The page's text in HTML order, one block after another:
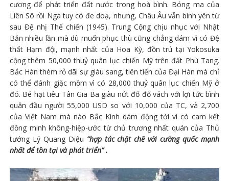
cương để phát triển đất nước trong hoà bình. Bóng ma của
Liên Sô rồi Nga tuy có đe doạ, nhưng, Châu Âu vẫn bình yên từ
sau Đệ nhị Thế chiến (1945). Trung Cộng chịu nhục với Nhật
Bản nhiều lần mà dù muốn phục thù cũng chẳng dám vì có Đệ
thất Hạm đội, mạnh nhất của Hoa Kỳ, đồn trú tại Yokosuka
cộng thêm 50,000 thuỷ quân lục chiến Mỹ trên đất Phù Tang.
Bắc Hàn thèm rỏ dãi sự giàu sang, tiên tiến của Đại Hàn mà chỉ
có thể đánh giặc mồm vì có 28,000 thuỷ quân lục chiến Mỹ ở
đó. Bé hạt tiêu Tân Gia Ba giàu nứt đố đổ vách với lợi tức bình
quân đầu người 55,000 USD so với 10,000 của TC, và 2,700
của Việt Nam mà nào Bắc Kinh dám động tới vì có cam kết
đồng minh không-hiệp-ước từ chủ trương nhất quán của Thủ
tướng Lý Quang Diệu “hợp tác chặt chẽ với cường quốc mạnh
nhất để tồn tại và phát triển” .